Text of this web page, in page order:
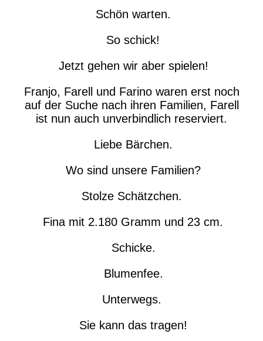
Schön warten.
So schick!
Jetzt gehen wir aber spielen!
Franjo, Farell und Farino waren erst noch
auf der Suche nach ihren Familien, Farell
ist nun auch unverbindlich reserviert.
Liebe Bärchen.
Wo sind unsere Familien?
Stolze Schätzchen.
Fina mit 2.180 Gramm und 23 cm.
Schicke.
Blumenfee.
Unterwegs.
Sie kann das tragen!